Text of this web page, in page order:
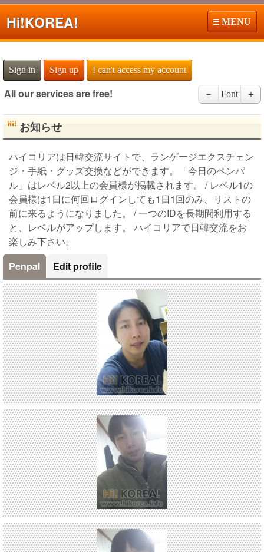
Hi!KOREA! MENU
Sign in Sign up I can't access my account
All our services are free! － Font ＋
お知らせ
ハイコリアは日韓交流サイトで、ランゲージエクスチェン
ジ・手紙・グッズ交換などができます。「今日のペンパ
ル」はレベル2以上の会員様が掲載されます。 / レベル1の
会員様は1日に何回ログインしても1日1回のみ、リストの
前に来るようになりました。 / 一つのIDを長期間利用する
と、レベルがアップします。 ハイコリアで日韓交流をお
楽しみ下さい。
Penpal
Edit profile